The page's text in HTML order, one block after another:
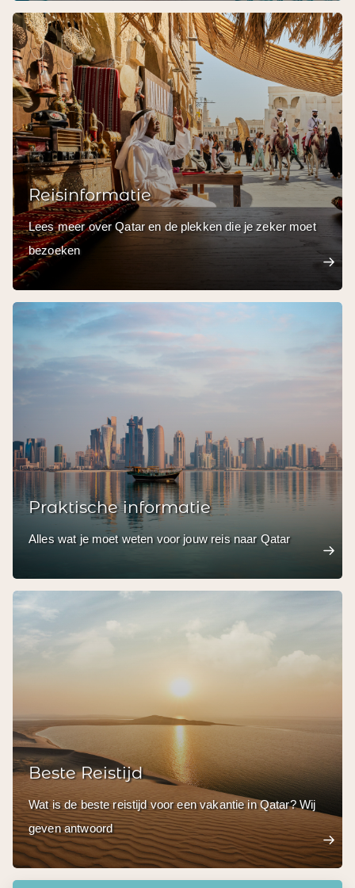
Reisinformatie
Lees meer over Qatar en de plekken die je zeker moet
bezoeken
Praktische informatie
Alles wat je moet weten voor jouw reis naar Qatar
Beste Reistijd
Wat is de beste reistijd voor een vakantie in Qatar? Wij
geven antwoord